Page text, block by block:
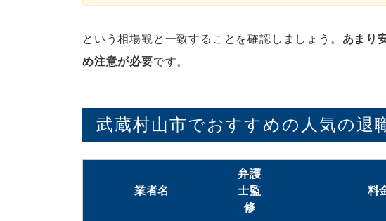
という相場観と一致することを確認しましょう。 あまり
め注意が必要です。
武蔵村山市でおすすめの人気の退
業者名
弁護
士監
修
料